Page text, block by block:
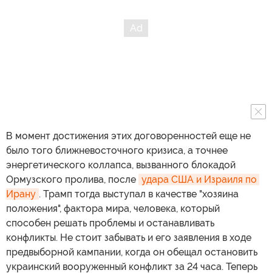
В момент достижения этих договоренностей еще не
было того ближневосточного кризиса, а точнее
энергетического коллапса, вызванного блокадой
Ормузского пролива, после удара США и Израиля по
Ирану . Трамп тогда выступал в качестве "хозяина
положения", фактора мира, человека, который
способен решать проблемы и останавливать
конфликты. Не стоит забывать и его заявления в ходе
предвыборной кампании, когда он обещал остановить
украинский вооруженный конфликт за 24 часа. Теперь